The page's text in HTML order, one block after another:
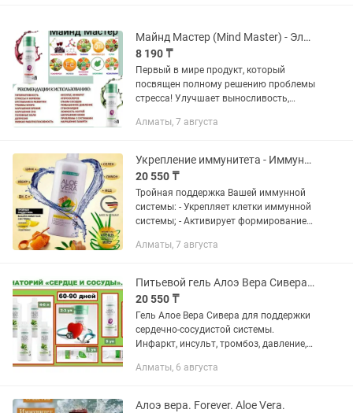
Майнд Мастер (Mind Master) - Эликсир для мозга питьевой гель. Германия
8 190 ₸
Первый в мире продукт, который
посвящен полному решению проблемы
стресса! Улучшает выносливость,
предает энергичность Состав: Алоэ
чистая...
Алматы, 7 августа
Укрепление иммунитета - Иммуно Плюс Алоэ Вера Питьевой гель
20 550 ₸
Тройная поддержка Вашей иммунной
системы: - Укрепляет клетки иммунной
системы; - Активирует формирование
ускоряет реакцию иммунной системы.
Алматы, 7 августа
Питьевой гель Алоэ Вера Сивера для сердечно-сосудистой системы. LR Германия
20 550 ₸
Гель Алое Вера Сивера для поддержки
сердечно-сосудистой системы.
Инфаркт, инсульт, тромбоз, давление,
питьевой гель Алое Вера СИВЕРА!
Алматы, 6 августа
Алоэ вера. Forever. Aloe Vera.